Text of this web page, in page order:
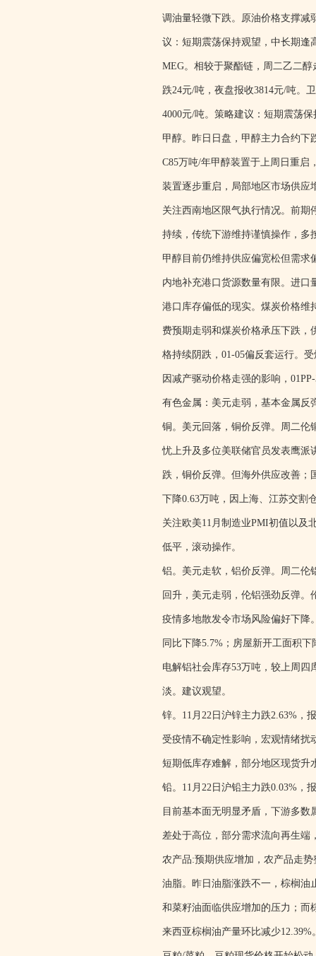
调油量轻微下跌。原油价格支撑减
议：短期震荡保持观望，中长期逢
MEG。相较于聚酯链，周二乙二
跌24元/吨，夜盘报收3814元/吨。
4000元/吨。策略建议：短期震荡
甲醇。昨日日盘，甲醇主力合约下
C85万吨/年甲醇装置于上周日重启
装置逐步重启，局部地区市场供应
关注西南地区限气执行情况。前期
持续，传统下游维持谨慎操作，多
甲醇目前仍维持供应偏宽松但需求
内地补充港口货源数量有限。进口
港口库存偏低的现实。煤炭价格维
费预期走弱和煤炭价格承压下跌，
格持续阴跌，01-05偏反套运行。
因减产驱动价格走强的影响，
有色金属：美元走弱，基本金属反
铜。美元回落，铜价反弹。周二伦
忧上升及多位美联储官员发表鹰派
跌，铜价反弹。但海外供应改善；
下降0.63万吨，因上海、江苏交割
关注欧美11月制造业PMI初值以及
低平，滚动操作。
铝。美元走软，铝价反弹。周二伦
回升，美元走弱，伦铝强劲反弹。
疫情多地散发令市场风险偏好下降
同比下降5.7%；房屋新开工面积
电解铝社会库存53万吨，较上周四
淡。建议观望。
锌。11月22日沪锌主力跌2.63%，
受疫情不确定性影响，宏观情绪扰
短期低库存难解，部分地区现货升
铅。11月22日沪铅主力跌0.03%，
目前基本面无明显矛盾，下游多
差处于高位，部分需求流向再生端
农产品:预期供应增加，农产品走势
油脂。昨日油脂涨跌不一，棕榈油
和菜籽油面临供应增加的压力；而
来西亚棕榈油产量环比减少